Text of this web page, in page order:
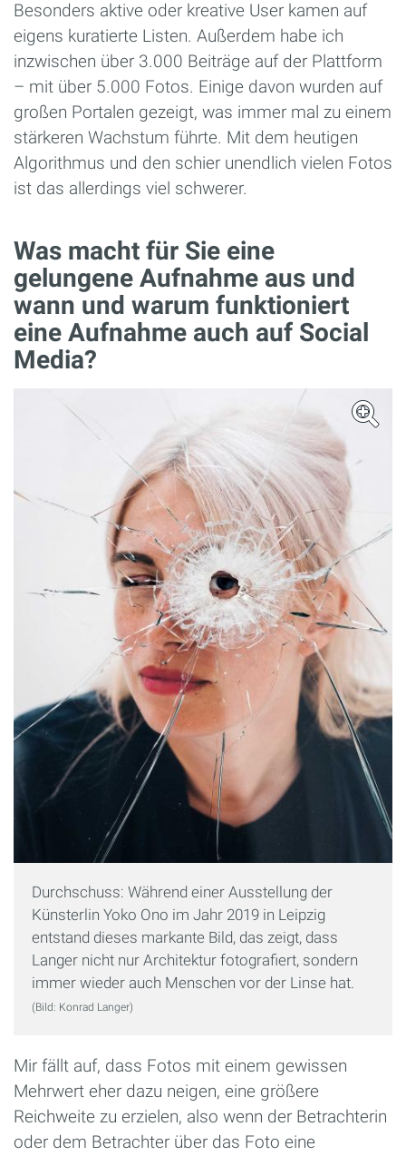
Besonders aktive oder kreative User kamen auf
eigens kuratierte Listen. Außerdem habe ich
inzwischen über 3.000 Beiträge auf der Plattform
– mit über 5.000 Fotos. Einige davon wurden auf
großen Portalen gezeigt, was immer mal zu einem
stärkeren Wachstum führte. Mit dem heutigen
Algorithmus und den schier unendlich vielen Fotos
ist das allerdings viel schwerer.
Was macht für Sie eine
gelungene Aufnahme aus und
wann und warum funktioniert
eine Aufnahme auch auf Social
Media?
Durchschuss: Während einer Ausstellung der
Künsterlin Yoko Ono im Jahr 2019 in Leipzig
entstand dieses markante Bild, das zeigt, dass
Langer nicht nur Architektur fotografiert, sondern
immer wieder auch Menschen vor der Linse hat.
(Bild: Konrad Langer)
Mir fällt auf, dass Fotos mit einem gewissen
Mehrwert eher dazu neigen, eine größere
Reichweite zu erzielen, also wenn der Betrachterin
oder dem Betrachter über das Foto eine